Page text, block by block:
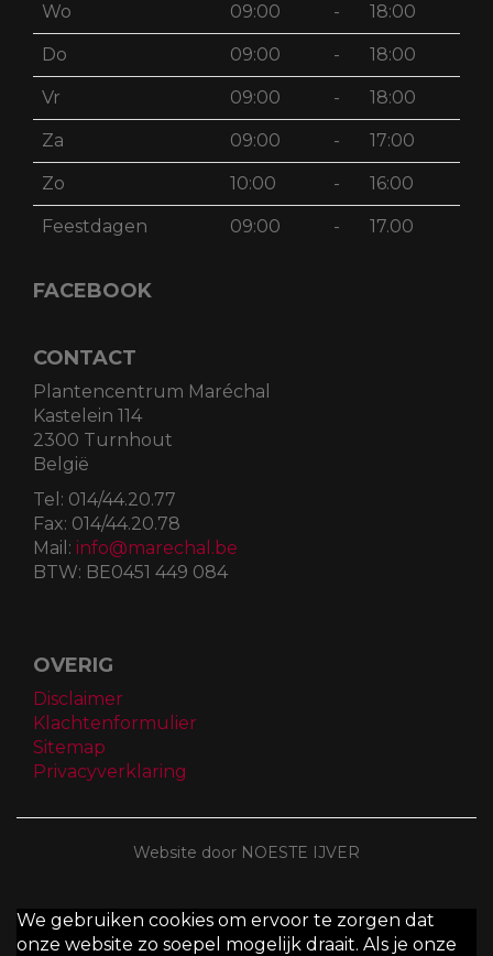
Wo 09:00 - 18:00
Do 09:00 - 18:00
Vr 09:00 - 18:00
Za 09:00 - 17:00
Zo 10:00 - 16:00
Feestdagen 09:00 - 17.00
FACEBOOK
CONTACT
Plantencentrum Maréchal
Kastelein 114
2300 Turnhout
België
Tel: 014/44.20.77
Fax: 014/44.20.78
Mail: info@marechal.be
BTW: BE0451 449 084
OVERIG
Disclaimer
Klachtenformulier
Sitemap
Privacyverklaring
Website door NOESTE IJVER
We gebruiken cookies om ervoor te zorgen dat
onze website zo soepel mogelijk draait. Als je onze